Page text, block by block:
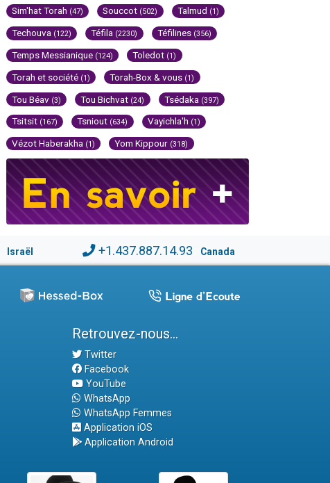
Sim'hat Torah (47) Souccot (502) Talmud (1)
Techouva (122) Téfila (2230) Téfilines (356)
Temps Messianique (124) Toledot (1)
Torah et société (1) Torah-Box & vous (1)
Tou Béav (3) Tou Bichvat (24) Tsédaka (397)
Tsitsit (167) Tsniout (634) Vayichla'h (1)
Vézot Haberakha (1) Yom Kippour (318)
Israël +1.437.887.14.93 Canada
Retrouvez-nous...
Twitter
Facebook
YouTube
WhatsApp
WhatsApp Femmes
Application iOS
Application Android